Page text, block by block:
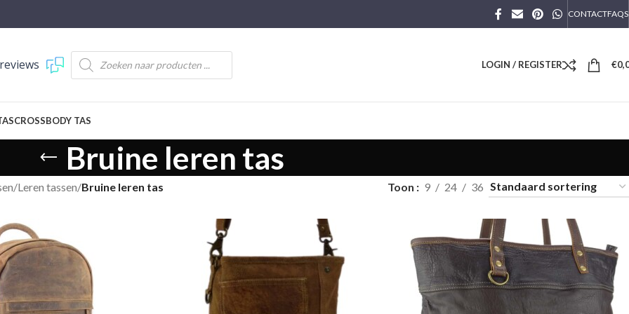
CONTACTFAQS
LOGIN / REGISTER €
CROSSBODY TAS
Bruine leren tas
/Leren tassen/Bruine leren tas Toon 9 24 36